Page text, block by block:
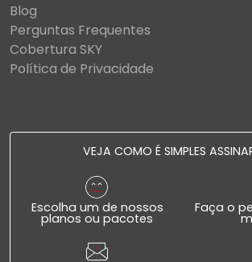
Blog
Perguntas Frequentes
Cobertura SKY
Política de Privacidade
VEJA COMO É SIMPLES
Escolha um de nossos
planos ou pacotes
Faça o